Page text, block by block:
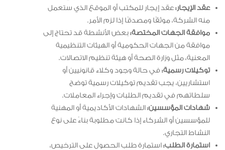
عقد الإيجار:عقد إيجار للمكتب أو الموقع الذي ستعمل
منه الشركة، موثقًا ومصدقًا إذا لزم الأمر.
موافقة الجهات المختصة:بعض الأنشطة قد تحتاج إلى
موافقة من الجهات الحكومية أو الهيئات التنظيمية
المعنية، مثل وزارة الصحة أو هيئة تنظيم الاتصالات.
توكيلات رسمية:في حالة وجود وكلاء قانونيين أو
استشاريين، يجب تقديم توكيلات رسمية توضح
سلطاتهم في تقديم الطلبات وإجراء المعاملات.
شهادات المؤسسين: الشهادات الأكاديمية أو المهنية
للمؤسسين أو الشركاء إذا كانت مطلوبة بناءً على نوع
النشاط التجاري.
استمارة الطلب: استمارة طلب الحصول على الترخيص،